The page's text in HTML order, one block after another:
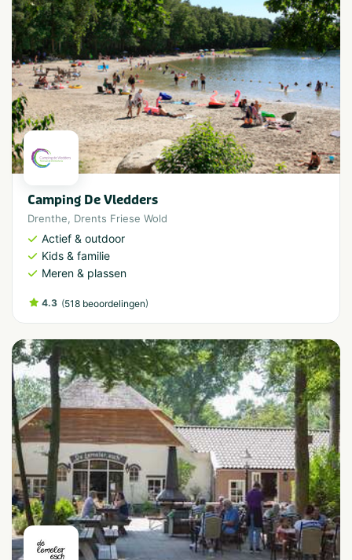
Camping De Vledders
Drenthe, Drents Friese Wold
Actief & outdoor
Kids & familie
Meren & plassen
4.3 (518 beoordelingen)